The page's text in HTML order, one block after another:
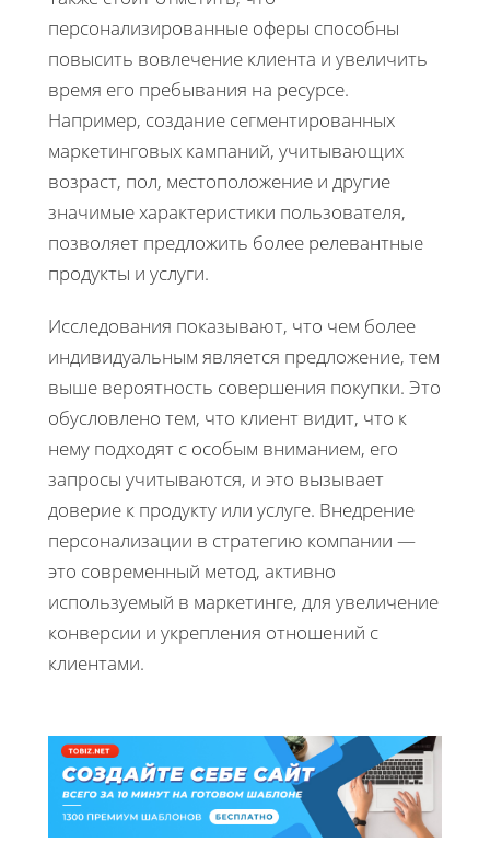
персонализированные оферы способны
повысить вовлечение клиента и увеличить
время его пребывания на ресурсе.
Например, создание сегментированных
маркетинговых кампаний, учитывающих
возраст, пол, местоположение и другие
значимые характеристики пользователя,
позволяет предложить более релевантные
продукты и услуги.
Исследования показывают, что чем более
индивидуальным является предложение, тем
выше вероятность совершения покупки. Это
обусловлено тем, что клиент видит, что к
нему подходят с особым вниманием, его
запросы учитываются, и это вызывает
доверие к продукту или услуге. Внедрение
персонализации в стратегию компании —
это современный метод, активно
используемый в маркетинге, для увеличение
конверсии и укрепления отношений с
клиентами.